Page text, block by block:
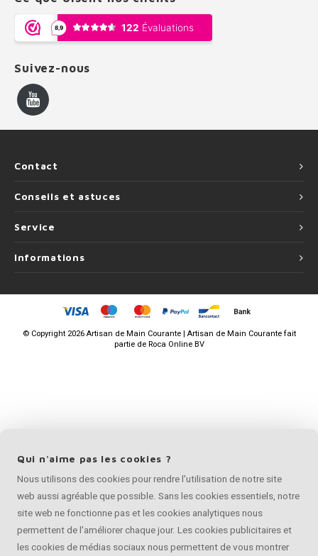
Suivez-nous
Contact
Conseils et astuces
Service
Informations
© Copyright2026 Artisan de Main Courante | Artisan de Main Courante fait
partie deRoca Online BV
Qui n'aime pas les cookies ?
Nous utilisons des cookies pour rendre l'utilisation de notre site
web aussi agréable que possible. Sans les cookies essentiels, notre
site web ne fonctionne pas et les cookies analytiques nous
permettent de l'améliorer chaque jour. Les cookies publicitaires et
les cookies de médias sociaux nous permettent de vous montrer